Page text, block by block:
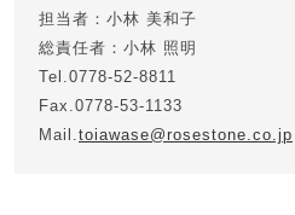
担当者：小林 美和子
総責任者：小林 照明
Tel.0778-52-8811
Fax.0778-53-1133
Mail. toiawase@rosestone.co.jp